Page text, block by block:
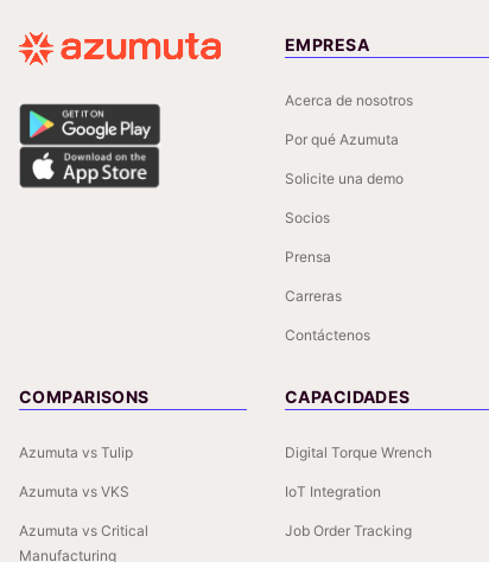
EMPRESA
Acerca de nosotros
Por qué Azumuta
Solicite una demo
Socios
Prensa
Carreras
Contáctenos
COMPARISONS
Azumuta vs Tulip
Azumuta vs VKS
Azumuta vs Critical
Manufacturing
CAPACIDADES
Digital Torque Wrench
IoT Integration
Job Order Tracking